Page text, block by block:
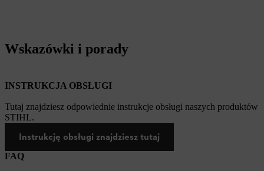
Wskazówki i porady
INSTRUKCJA OBSŁUGI
Tutaj znajdziesz odpowiednie instrukcje obsługi naszych produktów
STIHL.
Instrukcję obsługi znajdziesz tutaj
FAQ